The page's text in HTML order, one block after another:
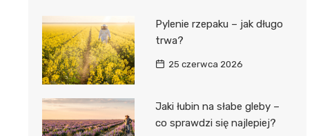
Pylenie rzepaku – jak długo
trwa?
25 czerwca 2026
Jaki łubin na słabe gleby –
co sprawdzi się najlepiej?